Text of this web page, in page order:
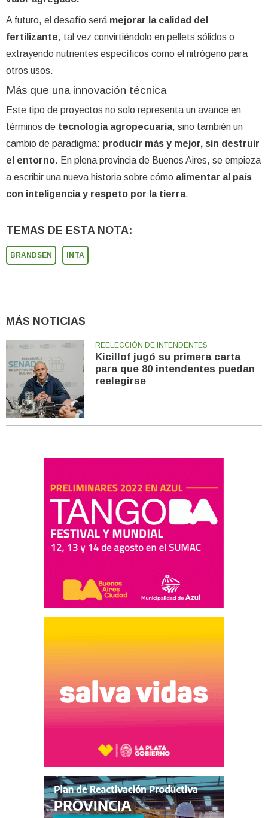
A futuro, el desafío será mejorar la calidad del
fertilizante, tal vez convirtiéndolo en pellets sólidos o
extrayendo nutrientes específicos como el nitrógeno para
otros usos.
Más que una innovación técnica
Este tipo de proyectos no solo representa un avance en
términos de tecnología agropecuaria, sino también un
cambio de paradigma: producir más y mejor, sin destruir
el entorno. En plena provincia de Buenos Aires, se empieza
a escribir una nueva historia sobre cómo alimentar al país
con inteligencia y respeto por la tierra.
TEMAS DE ESTA NOTA:
BRANDSEN INTA
MÁS NOTICIAS
REELECCIÓN DE INTENDENTES
Kicillof jugó su primera carta
para que 80 intendentes puedan
reelegirse